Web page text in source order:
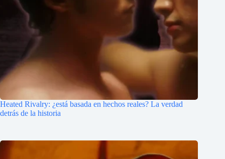
Heated Rivalry: ¿está basada en hechos reales? La verdad
detrás de la historia